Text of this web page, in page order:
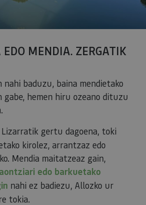
MENDIA. ZERGATIK
nahi baduzu, baina mendietako
gabe, hemen hiru ozeano dituzu
Lizarratik gertu dagoena, toki
kirolez, arrantzaz edo
Mendia maitatzeaz gain,
edo barkuetako
nahi ez badiezu, Allozko ur
tokia.